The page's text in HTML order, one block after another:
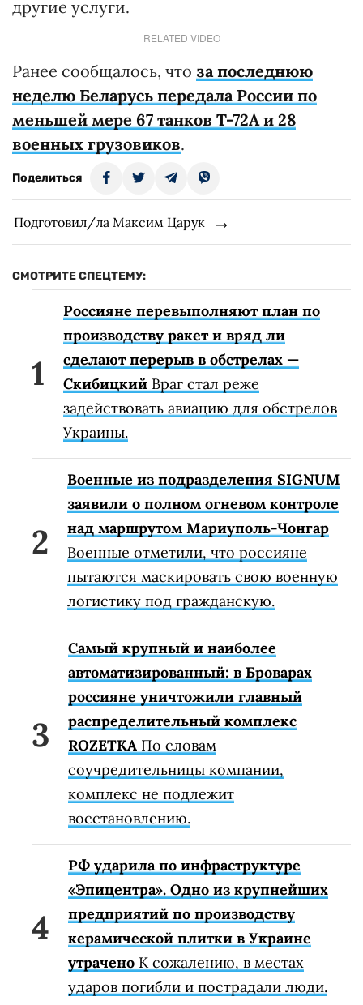
другие услуги.
RELATED VIDEO
Ранее сообщалось, что за последнюю
неделю Беларусь передала России по
меньшей мере 67 танков Т-72А и 28
военных грузовиков.
Поделиться
Подготовил/ла Максим Царук
СМОТРИТЕ СПЕЦТЕМУ:
Россияне перевыполняют план по
производству ракет и вряд ли
сделают перерыв в обстрелах —
Скибицкий Враг стал реже
задействовать авиацию для обстрелов
Украины.
Военные из подразделения SIGNUM
заявили о полном огневом контроле
над маршрутом Мариуполь-Чонгар
Военные отметили, что россияне
пытаются маскировать свою военную
логистику под гражданскую.
Самый крупный и наиболее
автоматизированный: в Броварах
россияне уничтожили главный
распределительный комплекс
ROZETKA По словам
соучредительницы компании,
комплекс не подлежит
восстановлению.
РФ ударила по инфраструктуре
«Эпицентра». Одно из крупнейших
предприятий по производству
керамической плитки в Украине
утрачено К сожалению, в местах
ударов погибли и пострадали люди.